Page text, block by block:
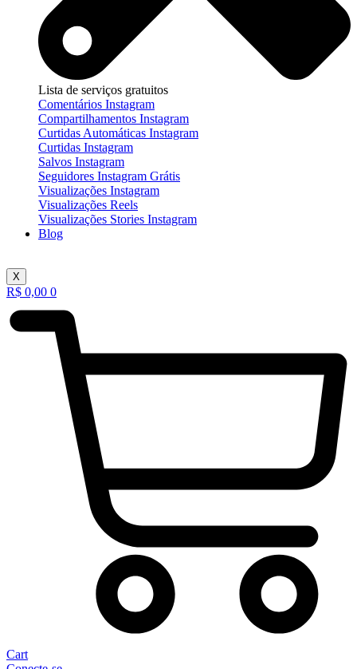
Lista de serviços gratuitos
Comentários Instagram
Compartilhamentos Instagram
Curtidas Automáticas Instagram
Curtidas Instagram
Salvos Instagram
Seguidores Instagram Grátis
Visualizações Instagram
Visualizações Reels
Visualizações Stories Instagram
Blog
X
R$ 0,00 0
Cart